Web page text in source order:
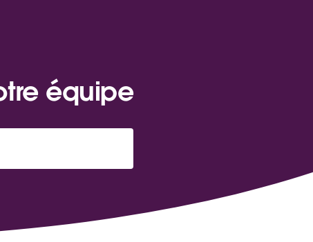
équipe